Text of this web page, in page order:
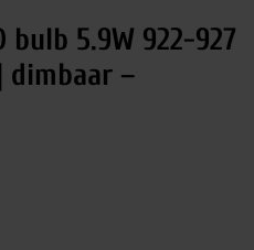
bulb 5.9W 922-927
dimbaar –